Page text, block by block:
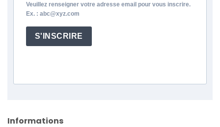
Informations
Veuillez renseigner votre adresse email pour vous inscrire.
Ex. : abc@xyz.com
S'INSCRIRE